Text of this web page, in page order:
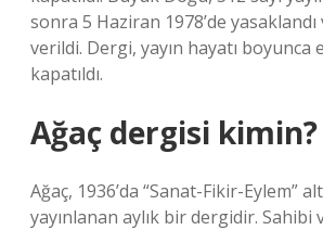
sonra 5 Haziran 1978’de yasaklandı
verildi. Dergi, yayın hayatı boyunca
kapatıldı.
Ağaç dergisi kimin?
Ağaç, 1936’da “Sanat-Fikir-Eylem”
yayınlanan aylık bir dergidir. Sahibi